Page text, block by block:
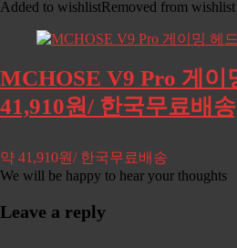
Added to wishlistRemoved from wishlist
MCHOSE V9 Pro 게이
41,910원/ 한국무료배
약 41,910원/ 한국무료배송
We will be happy to hear your thoughts
Leave a reply